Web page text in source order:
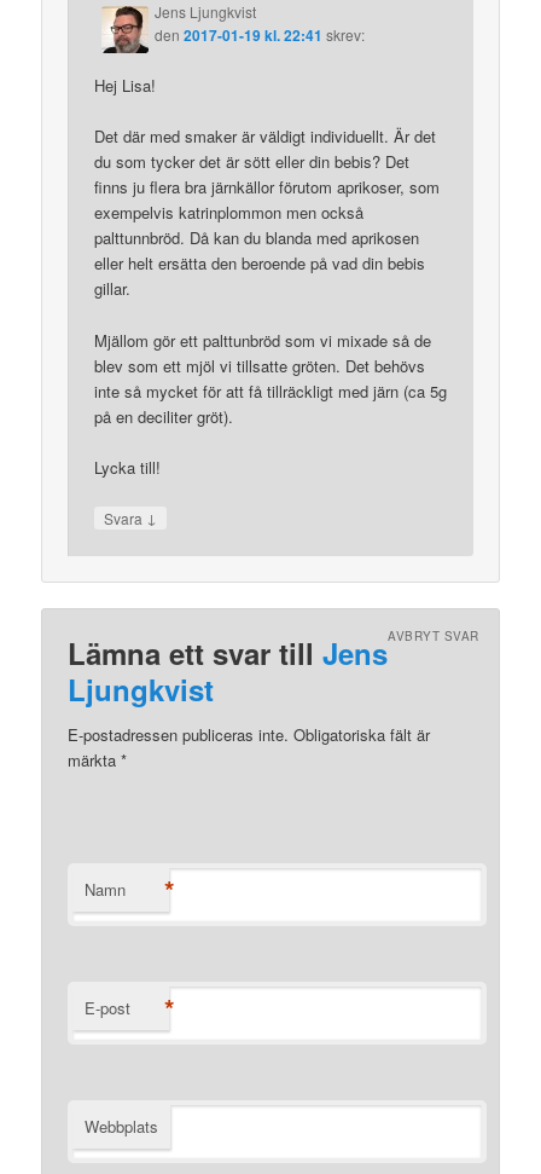
Jens Ljungkvist
den2017-01-19 kl. 22:41 skrev:
Hej Lisa!
Det där med smaker är väldigt individuellt. Är det
du som tycker det är sött eller din bebis? Det
finns ju flera bra järnkällor förutom aprikoser, som
exempelvis katrinplommon men också
palttunnbröd. Då kan du blanda med aprikosen
eller helt ersätta den beroende på vad din bebis
gillar.
Mjällom gör ett palttunbröd som vi mixade så de
blev som ett mjöl vi tillsatte gröten. Det behövs
inte så mycket för att få tillräckligt med järn (ca 5g
på en deciliter gröt).
Lycka till!
Svara ↓
Lämna ett svar tillJens
Ljungkvist
AVBRYT SVAR
E-postadressen publiceras inte. Obligatoriska fält är
märkta*
Namn *
E-post *
Webbplats